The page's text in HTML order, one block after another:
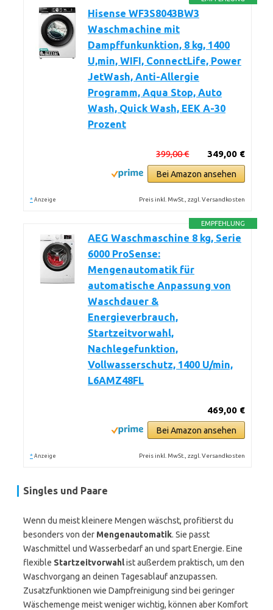
Hisense WF3S8043BW3
Waschmachine mit
Dampffunkunktion, 8 kg, 1400
U,min, WIFI, ConnectLife, Power
JetWash, Anti-Allergie
Programm, Aqua Stop, Auto
Wash, Quick Wash, EEK A-30
Prozent
349,00 €
399,00 €
Bei Amazon ansehen
* Anzeige Preis inkl. MwSt., zzgl. Versandkosten
EMPFEHLUNG
AEG Waschmaschine 8 kg, Serie
6000 ProSense:
Mengenautomatik für
automatische Anpassung von
Waschdauer &
Energieverbrauch,
Startzeitvorwahl,
Nachlegefunktion,
Vollwasserschutz, 1400 U/min,
L6AMZ48FL
469,00 €
Bei Amazon ansehen
* Anzeige Preis inkl. MwSt., zzgl. Versandkosten
Singles und Paare
Wenn du meist kleinere Mengen wäschst, profitierst du
besonders von der Mengenautomatik. Sie passt
Waschmittel und Wasserbedarf an und spart Energie. Eine
flexible Startzeitvorwahlist außerdem praktisch, um den
Waschvorgang an deinen Tagesablauf anzupassen.
Zusatzfunktionen wie Dampfreinigung sind bei geringer
Wäschemenge meist weniger wichtig, können aber Komfort